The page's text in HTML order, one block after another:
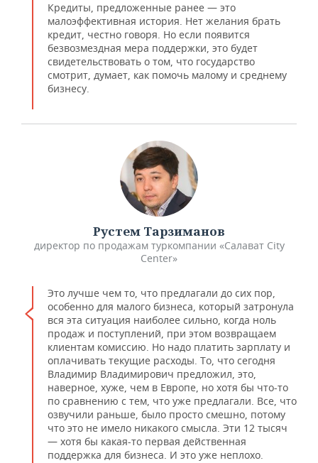
Кредиты, предложенные ранее — это
малоэффективная история. Нет желания брать
кредит, честно говоря. Но если появится
безвозмездная мера поддержки, это будет
свидетельствовать о том, что государство
смотрит, думает, как помочь малому и среднему
бизнесу.
Рустем Тарзиманов
директор по продажам туркомпании «Салават City
Center»
Это лучше чем то, что предлагали до сих пор,
особенно для малого бизнеса, который затронула
вся эта ситуация наиболее сильно, когда ноль
продаж и поступлений, при этом возвращаем
клиентам комиссию. Но надо платить зарплату и
оплачивать текущие расходы. То, что сегодня
Владимир Владимирович предложил, это,
наверное, хуже, чем в Европе, но хотя бы что-то
по сравнению с тем, что уже предлагали. Все, что
озвучили раньше, было просто смешно, потому
что это не имело никакого смысла. Эти 12 тысяч
— хотя бы какая-то первая действенная
поддержка для бизнеса. И это уже неплохо.